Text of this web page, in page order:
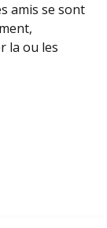
amis se sont
la ou les